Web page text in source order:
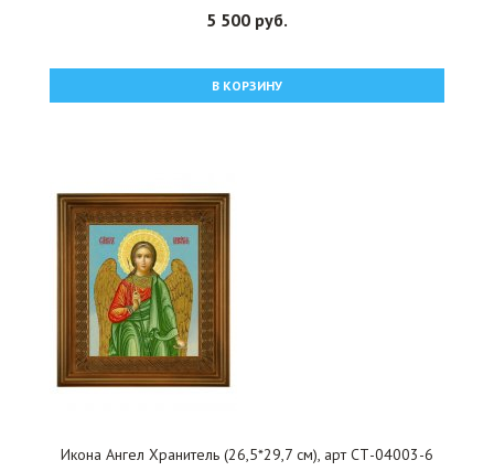
5 500 руб.
В КОРЗИНУ
Икона Ангел Хранитель (26,5*29,7 см), арт СТ-04003-6